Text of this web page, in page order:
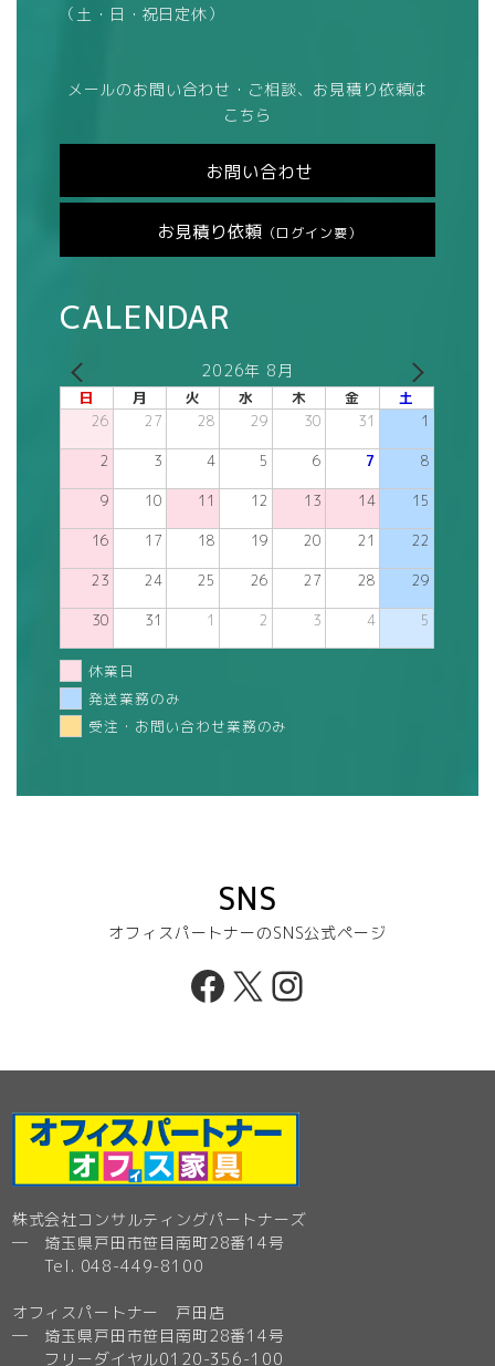
（土・日・祝日定休）
メールのお問い合わせ・ご相談、お見積り依頼は
こちら
お問い合わせ
お見積り依頼 （ログイン要）
CALENDAR
2026年 8月
日 月 火 水 木 金 土
26 27 28 29 30 31 1
2 3 4 5 6 7 8
9 10 11 12 13 14 15
16 17 18 19 20 21 22
23 24 25 26 27 28 29
30 31 1 2 3 4 5
休業日
発送業務のみ
受注・お問い合わせ業務のみ
SNS
オフィスパートナーのSNS公式ページ
Facebook
X Instagram
株式会社コンサルティングパートナーズ
─ 埼玉県戸田市笹目南町28番14号
Tel. 048-449-8100
オフィスパートナー 戸田店
─ 埼玉県戸田市笹目南町28番14号
フリーダイヤル0120-356-100